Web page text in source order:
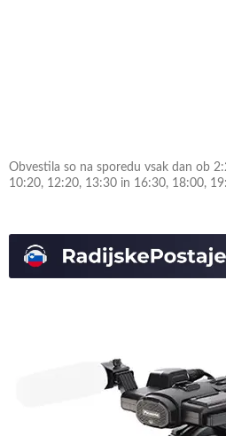
Obvestila so na sporedu vsak dan ob
10:20, 12:20, 13:30 in 16:30, 18:00,